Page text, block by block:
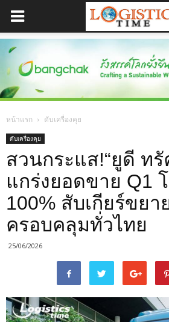
หน้าแรก ดับเครื่องคุย
ดับเครื่องคุย
สวนกระแส!“ยูดี ทรั
แกร่งยอดขาย Q1
100% สับเกียร์ขยา
ครอบคลุมทั่วไทย
25/06/2026